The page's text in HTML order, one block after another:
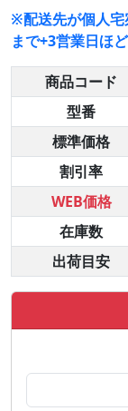
※配送先が個人宅
まで+3営業日ほ
商品コード
型番
標準価格
割引率
WEB価格
在庫数
出荷目安